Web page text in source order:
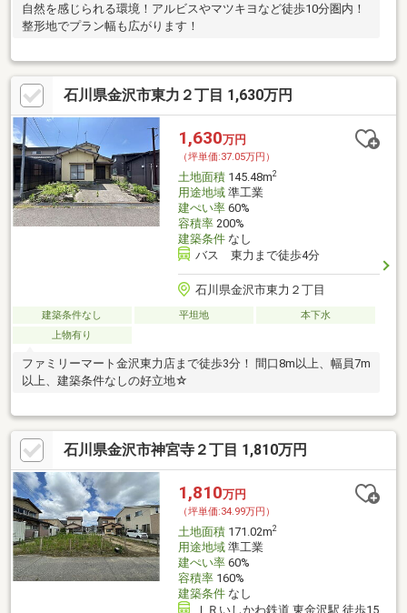
自然を感じられる環境！アルビスやマツキヨなど徒歩10分圏内！
整形地でプラン幅も広がります！
石川県金沢市東力２丁目 1,630万円
1,630万円
（坪単価:37.05万円）
土地面積145.48m2
用途地域準工業
建ぺい率60%
容積率200%
建築条件なし
バス 東力まで徒歩4分
石川県金沢市東力２丁目
建築条件なし 平坦地
本下水
上物有り
ファミリーマート金沢東力店まで徒歩3分！ 間口8m以上、幅員7m
以上、建築条件なしの好立地☆
石川県金沢市神宮寺２丁目 1,810万円
1,810万円
（坪単価:34.99万円）
土地面積171.02m2
用途地域準工業
建ぺい率60%
容積率160%
建築条件なし
ＩＲいしかわ鉄道 東金沢駅 徒歩15